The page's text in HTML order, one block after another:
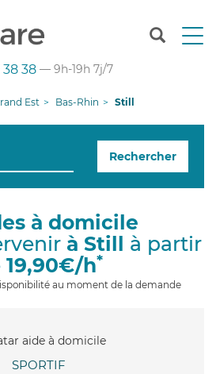
T
n
g
i
38 — 9h-19h 7j/7
Est Bas-Rhin Still
Rechercher
à domicile
à Still à partir
19,90€/h*
au moment de la demande
SPORTIF